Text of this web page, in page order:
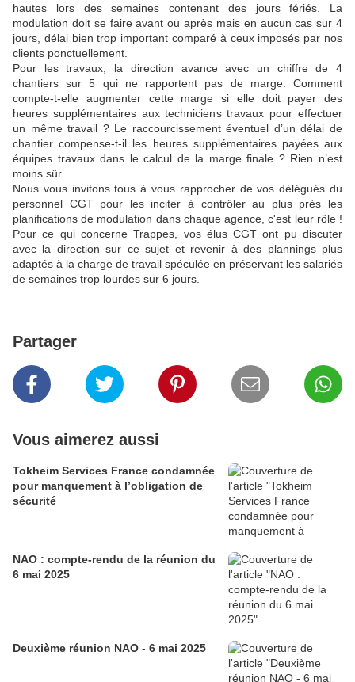
hautes lors des semaines contenant des jours fériés. La
modulation doit se faire avant ou après mais en aucun cas sur 4
jours, délai bien trop important comparé à ceux imposés par nos
clients ponctuellement.
Pour les travaux, la direction avance avec un chiffre de 4
chantiers sur 5 qui ne rapportent pas de marge. Comment
compte-t-elle augmenter cette marge si elle doit payer des
heures supplémentaires aux techniciens travaux pour effectuer
un même travail ? Le raccourcissement éventuel d’un délai de
chantier compense-t-il les heures supplémentaires payées aux
équipes travaux dans le calcul de la marge finale ? Rien n’est
moins sûr.
Nous vous invitons tous à vous rapprocher de vos délégués du
personnel CGT pour les inciter à contrôler au plus près les
planifications de modulation dans chaque agence, c'est leur rôle !
Pour ce qui concerne Trappes, vos élus CGT ont pu discuter
avec la direction sur ce sujet et revenir à des plannings plus
adaptés à la charge de travail spéculée en préservant les salariés
de semaines trop lourdes sur 6 jours.
Partager
Vous aimerez aussi
Tokheim Services France condamnée
pour manquement à l’obligation de
sécurité
NAO : compte-rendu de la réunion du
6 mai 2025
Deuxième réunion NAO - 6 mai 2025